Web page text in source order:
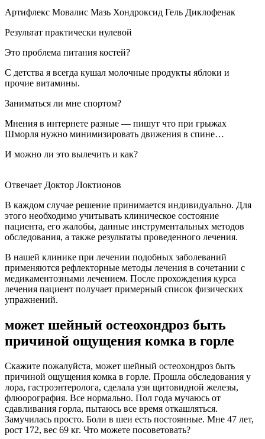
Артифлекс Мовалис Мазь Хондроксид Гель Диклофенак
Результат практически нулевой
Это проблема питания костей?
С детства я всегда кушал молочные продукты яблоки и
прочие витамины.
Заниматься ли мне спортом?
Мнения в интернете разные — пишут что при грыжах
Шморля нужно минимизировать движения в спине…
И можно ли это вылечить и как?
Отвечает Доктор Локтионов
В каждом случае решение принимается индивидуально. Для
этого необходимо учитывать клиническое состояние
пациента, его жалобы, данные инструментальных методов
обследования, а также результаты проведенного лечения.
В нашей клинике при лечении подобных заболеваний
применяются рефлекторные методы лечения в сочетании с
медикаментозными лечением. После прохождения курса
лечения пациент получает примерный список физических
упражнений.
может шейный остеохондроз быть
причиной ощущения комка в горле
Скажите пожалуйста, может шейный остеохондроз быть
причиной ощущения комка в горле. Прошла обследования у
лора, гастроэнтеролога, сделала узи щитовидной железы,
флюорография. Все нормально. Пол года мучаюсь от
сдавливания горла, пытаюсь все время откашляться.
Замучилась просто. Боли в шеи есть постоянные. Мне 47 лет,
рост 172, вес 69 кг. Что можете посоветовать?